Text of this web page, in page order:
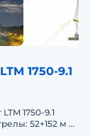
1750-9.1
1750-9.1